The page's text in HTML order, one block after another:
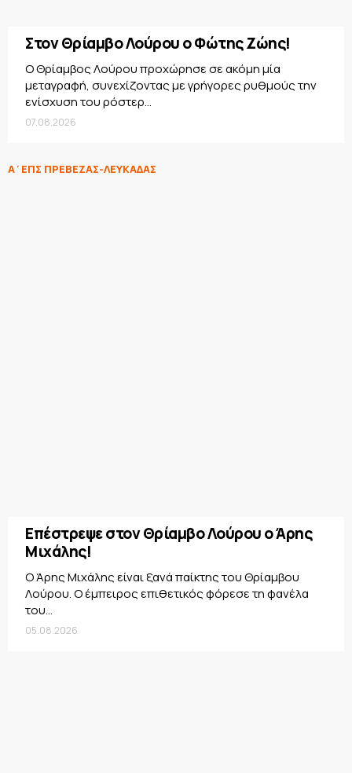
Στον Θρίαμβο Λούρου ο Φώτης Ζώης!
Ο Θρίαμβος Λούρου προχώρησε σε ακόμη μία
μεταγραφή, συνεχίζοντας με γρήγορες ρυθμούς την
ενίσχυση του ρόστερ...
07.08.2026
Α΄ΕΠΣ ΠΡΕΒΕΖΑΣ-ΛΕΥΚΑΔΑΣ
Επέστρεψε στον Θρίαμβο Λούρου ο Άρης
Μιχάλης!
Ο Άρης Μιχάλης είναι ξανά παίκτης του Θρίαμβου
Λούρου. Ο έμπειρος επιθετικός φόρεσε τη φανέλα
του...
05.08.2026